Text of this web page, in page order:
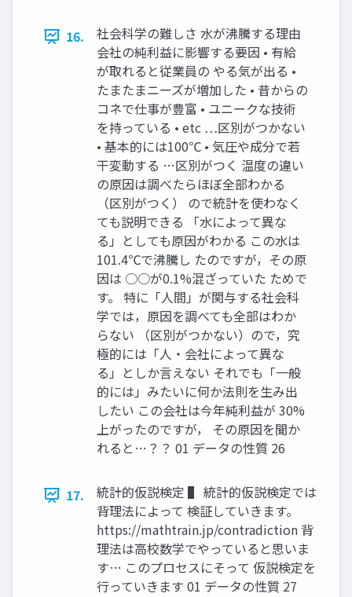
16.
社会科学の難しさ 水が沸騰する理由
会社の純利益に影響する要因 • 有給
が取れると従業員の やる気が出る •
たまたまニーズが増加した • 昔からの
コネで仕事が豊富 • ユニークな技術
を持っている • etc …区別がつかない
• 基本的には100℃ • 気圧や成分で若
干変動する …区別がつく 温度の違い
の原因は調べたらほぼ全部わかる
（区別がつく） ので統計を使わなく
ても説明できる 「水によって異な
る」としても原因がわかる この水は
101.4℃で沸騰し たのですが，その原
因は ○○が0.1%混ざっていた ためで
す。 特に「人間」が関与する社会科
学では，原因を調べても全部はわか
らない （区別がつかない）ので，究
極的には「人・会社によって異な
る」としか言えない それでも「一般
的には」みたいに何か法則を生み出
したい この会社は今年純利益が 30%
上がったのですが， その原因を聞か
れると…？？ 01 データの性質 26
17.
統計的仮説検定 ▌ 統計的仮説検定では
背理法によって 検証していきます。
https://mathtrain.jp/contradiction 背
理法は高校数学でやっていると思いま
す… このプロセスにそって 仮説検定を
行っていきます 01 データの性質 27